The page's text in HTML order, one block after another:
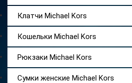
Michael Kors станет вашим
спутником, который не
использовании, но и
статус и безупречный вкус.
Клатчи Michael Kors
Кошельки Michael Kors
Рюкзаки Michael Kors
Сумки женские Michael Kors